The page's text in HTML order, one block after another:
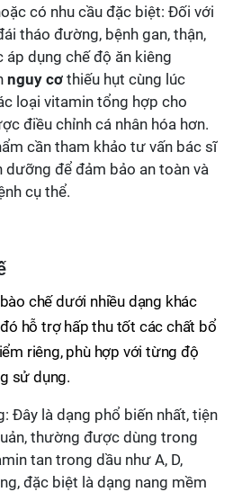
có nhu cầu đặc biệt: Đối với
tháo đường, bệnh gan, thận,
áp dụng chế độ ăn kiêng
nguy cơ thiếu hụt cùng lúc
loại vitamin tổng hợp cho
điều chỉnh cá nhân hóa hơn.
cần tham khảo tư vấn bác sĩ
dưỡng để đảm bảo an toàn và
cụ thể.
chế dưới nhiều dạng khác
hỗ trợ hấp thu tốt các chất bổ
riêng, phù hợp với từng độ
sử dụng.
Đây là dạng phổ biến nhất, tiện
thường được dùng trong
tan trong dầu như A, D,
đặc biệt là dạng nang mềm